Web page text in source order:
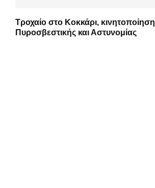
Τροχαίο στο Κοκκάρι, κινητοποίηση
Πυροσβεστικής και Αστυνομίας